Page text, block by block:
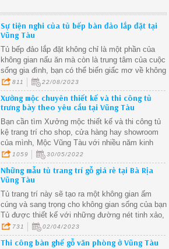
Sự tiện nghi của tủ bếp bàn đảo lắp đặt tại
Vũng Tàu
Tủ bếp đảo lắp đặt không chỉ là một phần của
không gian nấu ăn mà còn là trung tâm của cuộc
sống gia đình, bạn có thể biến giấc mơ về không
gian bếp hoàn hảo thành hiện thực
811 22/08/2023
Xưởng mộc chuyên thiết kế và thi công tủ
trưng bày theo yêu cầu tại Vũng Tàu
Bạn cần tìm Xưởng mộc thiết kế và thi công tủ
kệ trang trí cho shop, cửa hàng hay showroom
của mình, Mộc Vũng Tàu với nhiều năm kinh
nghiệm uy tín trong lĩnh vực thi công nội thất
trưng bày dành cho cửa hàng, showroom của quý
khách hàng, hãy liên hệ với chúng tôi để nhận
được những ưu đãi tốt nhất.
1059 30/05/2022
Những mẫu tủ trang trí gỗ giá rẻ tại Bà Rịa
Vũng Tàu
Tủ trang trí này sẽ tạo ra một không gian ấm
cúng và sang trọng cho không gian sống của bạn.
Tủ được thiết kế với những đường nét tinh xảo,
phù hợp với mọi phong cách trang trí nội thất.
731 02/04/2023
Thi công bàn ghế gỗ văn phòng ở Vũng Tàu